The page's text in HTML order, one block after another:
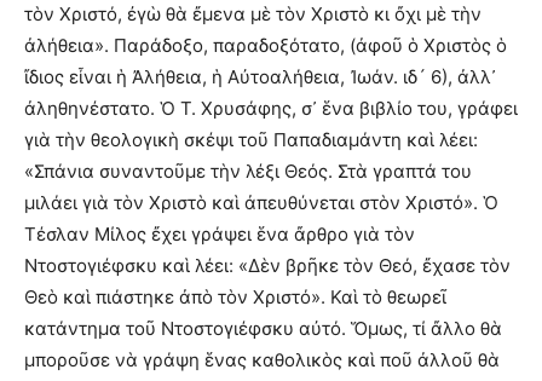
τὸν Χριστό, ἐγὼ θὰ ἔμενα μὲ τὸν Χριστὸ κι ὄχι μὲ τὴν
ἀλήθεια». Παράδοξο, παραδοξότατο, (ἀφοῦ ὁ Χριστὸς ὁ
ἴδιος εἶναι ἡ Ἀλήθεια, ἡ Αὐτοαλήθεια, Ἰωάν. ιδ´ 6), ἀλλ᾿
ἀληθηνέστατο. Ὁ Τ. Χρυσάφης, σ᾿ ἕνα βιβλίο του, γράφει
γιὰ τὴν θεολογικὴ σκέψι τοῦ Παπαδιαμάντη καὶ λέει:
«Σπάνια συναντοῦμε τὴν λέξι Θεός. Στὰ γραπτά του
μιλάει γιὰ τὸν Χριστὸ καὶ ἀπευθύνεται στὸν Χριστό». Ὁ
Τέσλαν Μίλος ἔχει γράψει ἕνα ἄρθρο γιὰ τὸν
Ντοστογιέφσκυ καὶ λέει: «Δὲν βρῆκε τὸν Θεό, ἔχασε τὸν
Θεὸ καὶ πιάστηκε ἀπὸ τὸν Χριστό». Καὶ τὸ θεωρεῖ
κατάντημα τοῦ Ντοστογιέφσκυ αὐτό. Ὅμως, τί ἄλλο θὰ
μποροῦσε νὰ γράψη ἕνας καθολικὸς καὶ ποῦ ἀλλοῦ θὰ